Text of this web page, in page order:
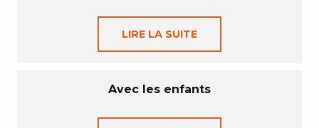
LIRE LA SUITE
Avec les enfants